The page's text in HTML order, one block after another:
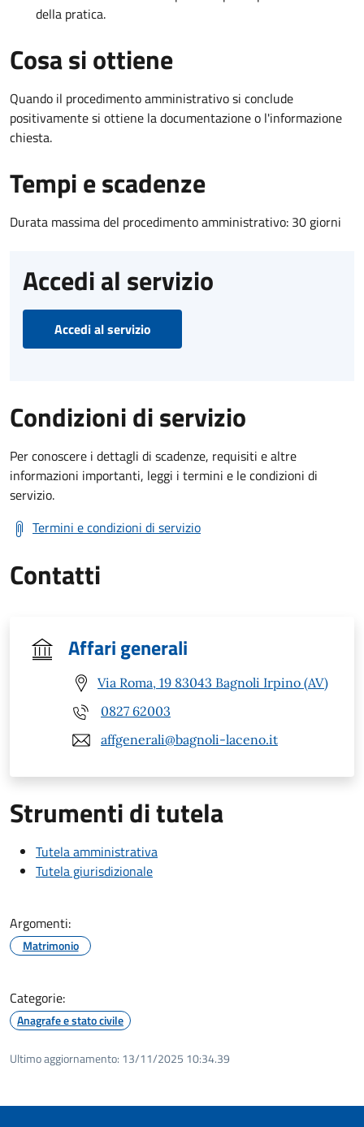
della pratica.
Cosa si ottiene
Quando il procedimento amministrativo si conclude
positivamente si ottiene la documentazione o l'informazione
chiesta.
Tempi e scadenze
Durata massima del procedimento amministrativo: 30 giorni
Accedi al servizio
Accedi al servizio
Condizioni di servizio
Per conoscere i dettagli di scadenze, requisiti e altre
informazioni importanti, leggi i termini e le condizioni di
servizio.
Termini e condizioni di servizio
Contatti
Affari generali
Via Roma, 19 83043 Bagnoli Irpino (AV)
0827 62003
affgenerali@bagnoli-laceno.it
Strumenti di tutela
Tutela amministrativa
Tutela giurisdizionale
Argomenti:
Matrimonio
Categorie:
Anagrafe e stato civile
Ultimo aggiornamento: 13/11/2025 10:34.39